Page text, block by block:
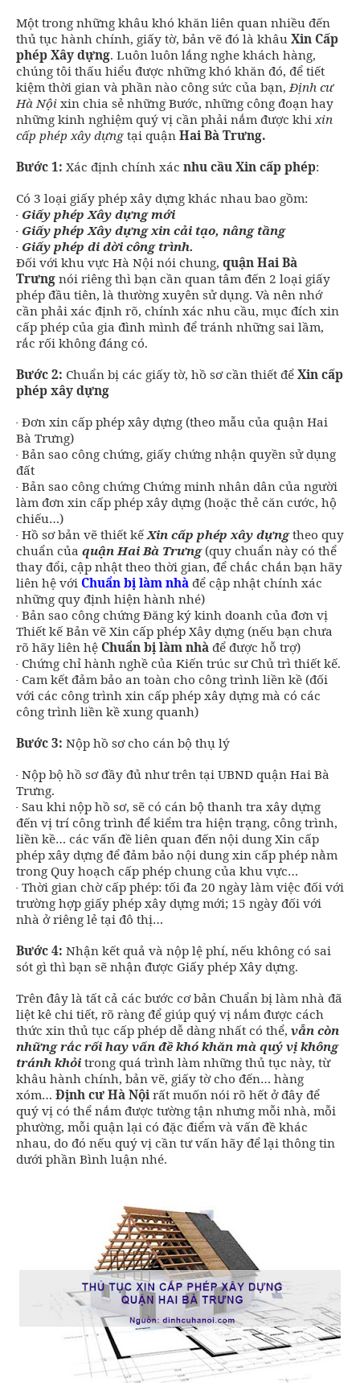
Một trong những khâu khó khăn liên quan nhiều đến
thủ tục hành chính, giấy tờ, bản vẽ đó là khâu Xin Cấp
phép Xây dựng. Luôn luôn lắng nghe khách hàng,
chúng tôi thấu hiểu được những khó khăn đó, để tiết
kiệm thời gian và phần nào công sức của bạn,Định cư
Hà Nội xin chia sẻ những Bước, những công đoạn hay
những kinh nghiệm quý vị cần phải nắm được khixin
cấp phép xây dựng tại quận Hai Bà Trưng.
Bước 1: Xác định chính xác nhu cầu Xin cấp phép:
Có 3 loại giấy phép xây dựng khác nhau bao gồm:
- Giấy phép Xây dựng mới
- Giấy phép Xây dựng xin cải tạo, nâng tầng
- Giấy phép di dời công trình.
Đối với khu vực Hà Nội nói chung, quận Hai Bà
Trưng nói riêng thì bạn cần quan tâm đến 2 loại giấy
phép đầu tiên, là thường xuyên sử dụng. Và nên nhớ
cần phải xác định rõ, chính xác nhu cầu, mục đích xin
cấp phép của gia đình mình để tránh những sai lầm,
rắc rối không đáng có.
Bước 2: Chuẩn bị các giấy tờ, hồ sơ cần thiết để Xin cấp
phép xây dựng
- Đơn xin cấp phép xây dựng (theo mẫu của quận Hai
Bà Trưng)
- Bản sao công chứng, giấy chứng nhận quyền sử dụng
đất
- Bản sao công chứng Chứng minh nhân dân của người
làm đơn xin cấp phép xây dựng (hoặc thẻ căn cước, hộ
chiếu…)
- Hồ sơ bản vẽ thiết kếXin cấp phép xây dựngtheo quy
chuẩn của quận Hai Bà Trưng (quy chuẩn này có thể
thay đổi, cập nhật theo thời gian, để chắc chắn bạn hãy
liên hệ với Chuẩn bị làm nhà để cập nhật chính xác
những quy định hiện hành nhé)
- Bản sao công chứng Đăng ký kinh doanh của đơn vị
Thiết kế Bản vẽ Xin cấp phép Xây dựng (nếu bạn chưa
rõ hãy liên hệ Chuẩn bị làm nhà để được hỗ trợ)
- Chứng chỉ hành nghề của Kiến trúc sư Chủ trì thiết kế.
- Cam kết đảm bảo an toàn cho công trình liền kề (đối
với các công trình xin cấp phép xây dựng mà có các
công trình liền kề xung quanh)
Bước 3: Nộp hồ sơ cho cán bộ thụ lý
- Nộp bộ hồ sơ đầy đủ như trên tại UBND quận Hai Bà
Trưng.
- Sau khi nộp hồ sơ, sẽ có cán bộ thanh tra xây dựng
đến vị trí công trình để kiểm tra hiện trạng, công trình,
liền kề… các vấn đề liên quan đến nội dung Xin cấp
phép xây dựng để đảm bảo nội dung xin cấp phép nằm
trong Quy hoạch cấp phép chung của khu vực…
- Thời gian chờ cấp phép: tối đa 20 ngày làm việc đối với
trường hợp giấy phép xây dựng mới; 15 ngày đối với
nhà ở riêng lẻ tại đô thị…
Bước 4: Nhận kết quả và nộp lệ phí, nếu không có sai
sót gì thì bạn sẽ nhận được Giấy phép Xây dựng.
Trên đây là tất cả các bước cơ bản Chuẩn bị làm nhà đã
liệt kê chi tiết, rõ ràng để giúp quý vị nắm được cách
thức xin thủ tục cấp phép dễ dàng nhất có thể, vẫn còn
những rắc rối hay vấn đề khó khăn mà quý vị không
tránh khỏi trong quá trình làm những thủ tục này, từ
khâu hành chính, bản vẽ, giấy tờ cho đến… hàng
xóm… Định cư Hà Nộirất muốn nói rõ hết ở đây để
quý vị có thể nắm được tường tận nhưng mỗi nhà, mỗi
phường, mỗi quận lại có đặc điểm và vấn đề khác
nhau, do đó nếu quý vị cần tư vấn hãy để lại thông tin
dưới phần Bình luận nhé.